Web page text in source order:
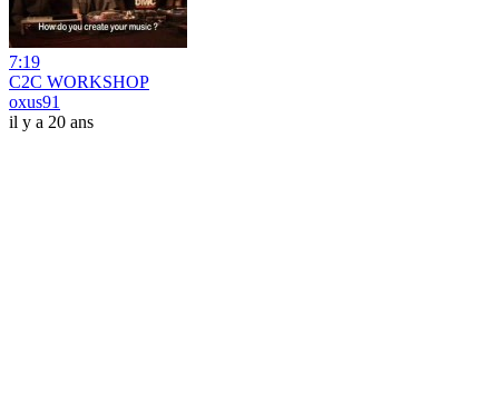
7:19
C2C WORKSHOP
oxus91
il y a 20 ans